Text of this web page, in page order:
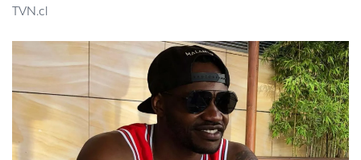
NTV
ACTUALIDAD Y TENDENCIAS
CORPORATIVO Y TRANSPARENCIA
TVN.cl